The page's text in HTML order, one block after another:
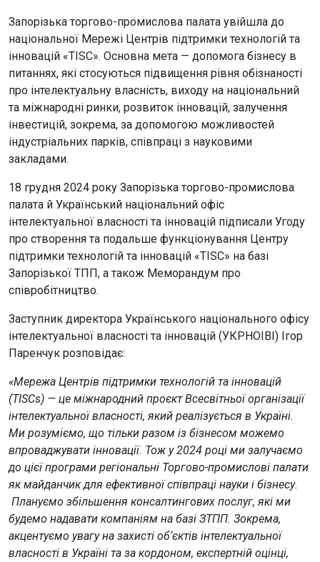
Запорізька торгово-промислова палата увійшла до
національної Мережі Центрів підтримки технологій та
інновацій «TISC». Основна мета — допомога бізнесу в
питаннях, які стосуються підвищення рівня обізнаності
про інтелектуальну власність, виходу на національний
та міжнародні ринки, розвиток інновацій, залучення
інвестицій, зокрема, за допомогою можливостей
індустріальних парків, співпраці з науковими
закладами.
18 грудня 2024 року Запорізька торгово-промислова
палата й Український національний офіс
інтелектуальної власності та інновацій підписали Угоду
про створення та подальше функціонування Центру
підтримки технологій та інновацій «TISC» на базі
Запорізької ТПП, а також Меморандум про
співробітництво.
Заступник директора Українського національного офісу
інтелектуальної власності та інновацій (УКРНОІВІ) Ігор
Паренчук розповідає:
«Мережа Центрів підтримки технологій та інновацій
(TISCs) — це міжнародний проєкт Всесвітньої організації
інтелектуальної власності, який реалізується в Україні.
Ми розуміємо, що тільки разом із бізнесом можемо
впроваджувати інновації. Тож у 2024 році ми залучаємо
до цієї програми регіональні Торгово-промислові палати
як майданчик для ефективної співпраці науки і бізнесу.
Плануємо збільшення консалтингових послуг, які ми
будемо надавати компаніям на базі ЗТПП. Зокрема,
акцентуємо увагу на захисті об‘єктів інтелектуальної
власності в Україні та за кордоном, експертній оцінці,